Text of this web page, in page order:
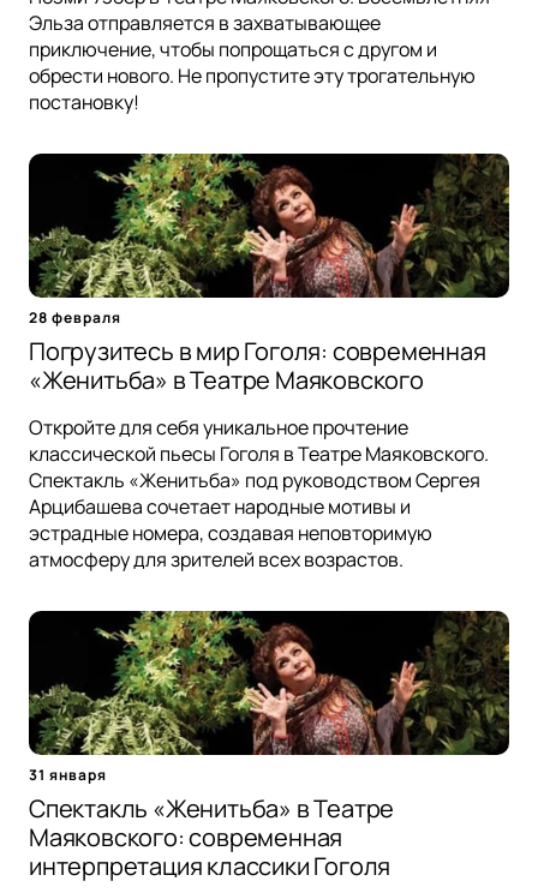
Эльза отправляется в захватывающее
приключение, чтобы попрощаться с другом и
обрести нового. Не пропустите эту трогательную
постановку!
28 февраля
Погрузитесь в мир Гоголя: современная
«Женитьба» в Театре Маяковского
Откройте для себя уникальное прочтение
классической пьесы Гоголя в Театре Маяковского.
Спектакль «Женитьба» под руководством Сергея
Арцибашева сочетает народные мотивы и
эстрадные номера, создавая неповторимую
атмосферу для зрителей всех возрастов.
31 января
Спектакль «Женитьба» в Театре
Маяковского: современная
интерпретация классики Гоголя